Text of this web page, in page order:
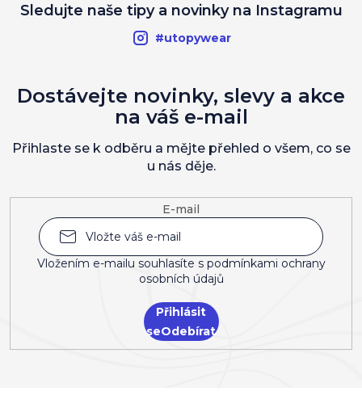
Sledujte naše tipy a novinky na Instagramu
#utopywear
E-mail
Vložením e-mailu souhlasíte s podmínkami ochrany
osobních údajů
Přihlásit
se
Dostávejte novinky, slevy a akce
na váš e-mail
Přihlaste se k odběru a mějte přehled o všem, co se
u nás děje.